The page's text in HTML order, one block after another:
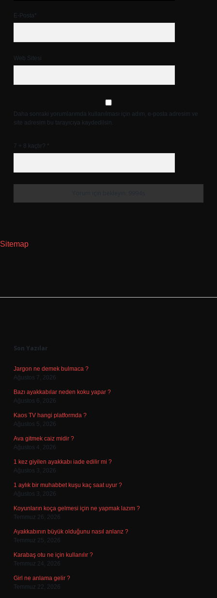
E-Posta*
Web Sitesi
Daha sonraki yorumlarımda kullanılması için adım, e-posta adresim ve
site adresim bu tarayıcıya kaydedilsin.
7 + 8 kaçtır? *
Sitemap
Son Yazılar
Jargon ne demek bulmaca ?
Ağustos 7, 2026
Bazı ayakkabılar neden koku yapar ?
Ağustos 6, 2026
Kaos TV hangi platformda ?
Ağustos 5, 2026
Ava gitmek caiz midir ?
Ağustos 4, 2026
1 kez giyilen ayakkabı iade edilir mi ?
Ağustos 3, 2026
1 aylık bir muhabbet kuşu kaç saat uyur ?
Ağustos 3, 2026
Koyunların koça gelmesi için ne yapmak lazım ?
Temmuz 26, 2026
Ayakkabının büyük olduğunu nasıl anlarız ?
Temmuz 25, 2026
Karabaş otu ne için kullanılır ?
Temmuz 24, 2026
Girl ne anlama gelir ?
Temmuz 22, 2026